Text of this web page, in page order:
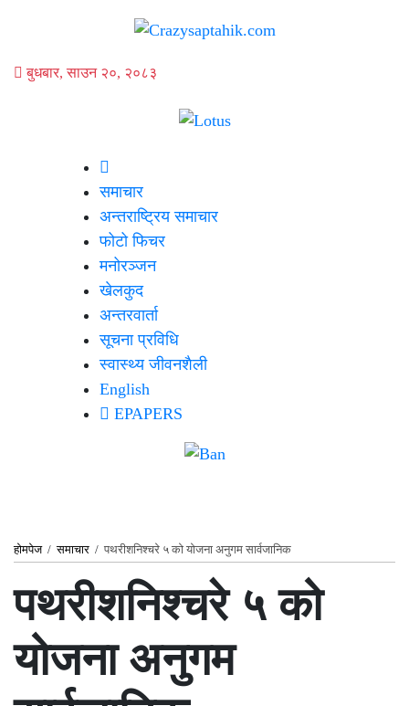
बुधबार, साउन २०, २०८३
समाचार
अन्तराष्ट्रिय समाचार
फोटो फिचर
मनोरञ्जन
खेलकुद
अन्तरवार्ता
सूचना प्रविधि
स्वास्थ्य जीवनशैली
English
EPAPERS
होमपेज/समाचार / पथरीशनिश्चरे ५ को योजना अनुगम सार्वजानिक
पथरीशनिश्चरे ५ को
योजना अनुगम